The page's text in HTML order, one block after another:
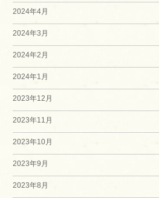
2024年4月
2024年3月
2024年2月
2024年1月
2023年12月
2023年11月
2023年10月
2023年9月
2023年8月